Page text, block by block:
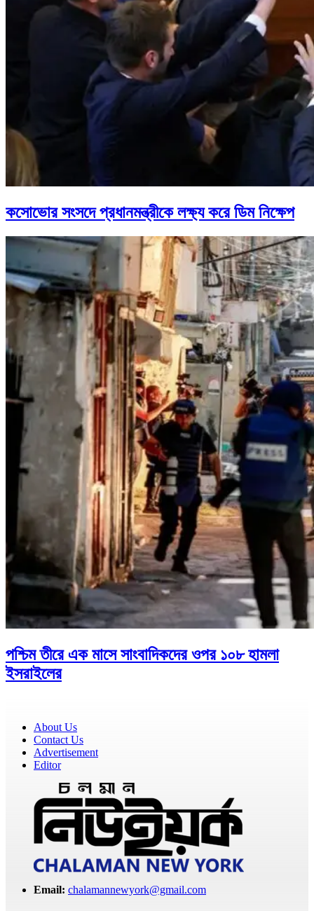
কসোভোর সংসদে প্রধানমন্ত্রীকে লক্ষ্য করে ডিম নিক্ষেপ
পশ্চিম তীরে এক মাসে সাংবাদিকদের ওপর ১০৮ হামলা
ইসরাইলের
About Us
Contact Us
Advertisement
Editor
Email: chalamannewyork@gmail.com